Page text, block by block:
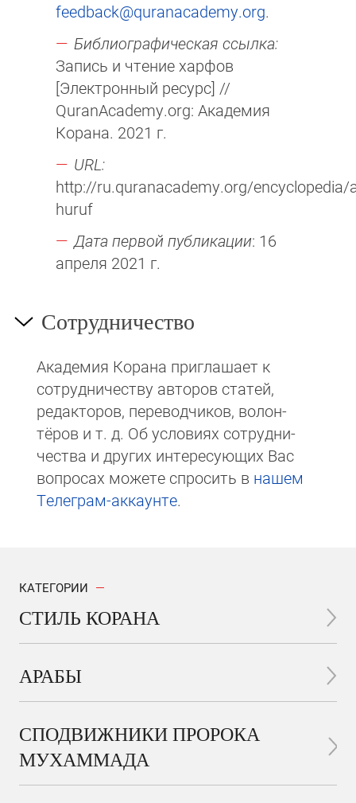
feedback@quranacademy.org.
Библиографическая ссылка:
Запись и чтение харфов
[Электронный ресурс] //
QuranAcademy.org: Академия
Корана. 2021 г.
URL:
http://ru.quranacademy.org/encyclopedia/
huruf
Дата первой публикации: 16
апреля 2021 г.
Сотрудничество
Академия Корана при­гла­ша­ет к
сотруд­ни­чест­ву авторов статей,
редакто­ров, пере­вод­чи­ков, волон­
тёров и т. д. Об ус­ло­виях сотрудни­
чест­ва и других интере­сую­щих Вас
вопросах мо­же­те спросить в на­шем
Те­ле­грам-ак­каунте.
КАТЕГОРИИ
СТИЛЬ КОРАНА
АРАБЫ
СПОДВИЖНИКИ ПРОРОКА
МУХАММАДА